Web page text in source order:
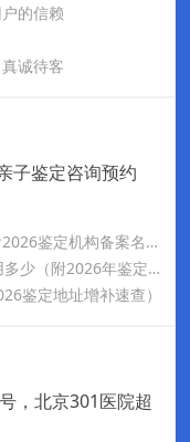
的信赖
诚待客
子鉴定咨询预约
哈尔滨宾县私人亲子鉴定中心总览（附2026鉴定机构备案名录）
哈尔滨尚志无创DNA亲子鉴定检测费用多少（附2026年鉴定机构名单汇总）
鉴定地址增补速查）
，北京301医院超